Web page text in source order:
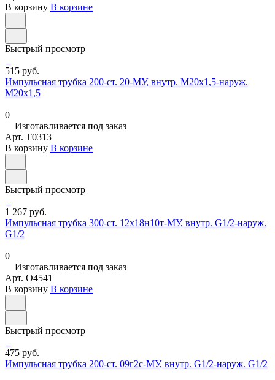
В корзину В корзине
Быстрый просмотр
515 руб.
Импульсная трубка 200-ст. 20-МУ, внутр. М20х1,5-наруж.
М20х1,5
0
Изготавливается под заказ
Арт. T0313
В корзину В корзине
Быстрый просмотр
1 267 руб.
Импульсная трубка 300-ст. 12х18н10т-МУ, внутр. G1/2-наруж.
G1/2
0
Изготавливается под заказ
Арт. O4541
В корзину В корзине
Быстрый просмотр
475 руб.
Импульсная трубка 200-ст. 09г2с-МУ, внутр. G1/2-наруж. G1/2